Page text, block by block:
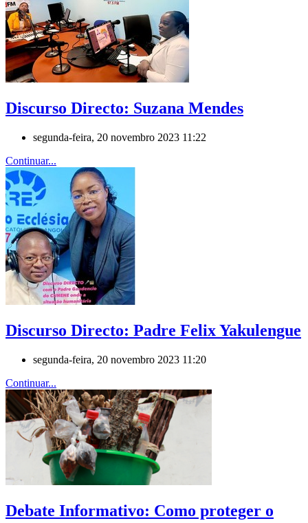
Discurso Directo: Suzana Mendes
segunda-feira, 20 novembro 2023 11:22
Continuar...
Discurso Directo: Padre Felix Yakulengue
segunda-feira, 20 novembro 2023 11:20
Continuar...
Debate Informativo: Como proteger o